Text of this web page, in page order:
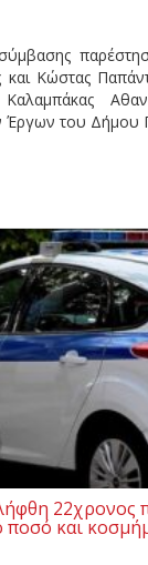
και Κώστας
Καλαμπάκας
Έργων του Δήμου
22χρονος
ποσό και